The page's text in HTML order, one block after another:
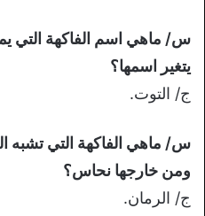
س/ ماهي اسم الفاكهة التي
يتغير اسمها؟
ج/ التوت.
س/ ماهي الفاكهة التي تشبه
ومن خارجها نحاس؟
ج/ الرمان.